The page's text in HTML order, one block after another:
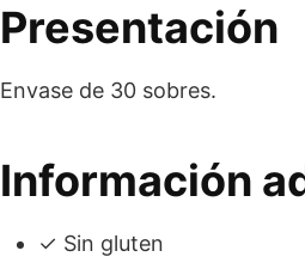
Presentación
Envase de 30 sobres.
Información
✓ Sin gluten